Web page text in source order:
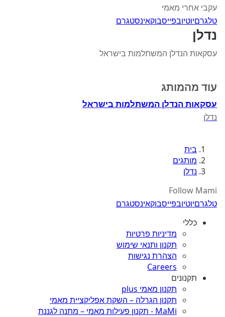
עקבי אחרי מאמי
טלגרםיוטיובפייסבוקאינסטגרם
נדלן
עסקאות הנדלן המשתלמות בישראל
עוד מהמותג
עסקאות הנדלן המשתלמות בישראל
נדלן
בית
מותגים
נדלן
Follow Mami
טלגרםיוטיובפייסבוקאינסטגרם
כללי
מדיניות פרטיות
תקנון ותנאי שימוש
הצהרת נגישות
Careers
תקנונים
תקנון מאמי plus
תקנון הגרלה – השקת אפליקציית מאמי
MaMi - תקנון פעילות מאמי – מתנה לגננת